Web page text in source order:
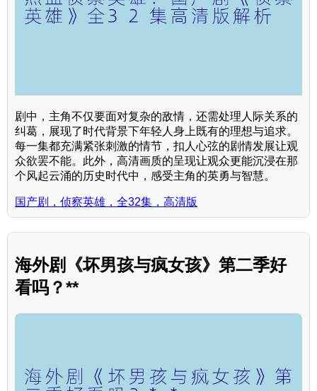
剧中，主角不仅要面对复杂的敌情，还需处理人际关系的
纠葛，展现了时代背景下年轻人身上既有的理想与追求。
每一集都充满紧张刺激的情节，扣人心弦的剧情发展让观
众欲罢不能。此外，高清画质的呈现让观众更能沉浸在那
个风起云涌的历史时代中，感受主角的英勇与智慧。
国产剧，侦察英雄，全32集，高清版
海外剧《坏男孩与疯女孩》第二季好
看吗？**